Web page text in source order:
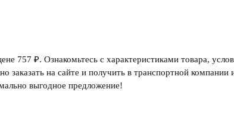
757 ₽. Ознакомьтесь с характеристиками товара,
заказать на сайте и получить в транспортной компании
выгодное предложение!